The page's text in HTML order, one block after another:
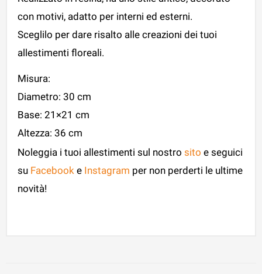
con motivi, adatto per interni ed esterni.
Sceglilo per dare risalto alle creazioni dei tuoi
allestimenti floreali.
Misura:
Diametro: 30 cm
Base: 21×21 cm
Altezza: 36 cm
Noleggia i tuoi allestimenti sul nostro sito e seguici
su Facebook e Instagram per non perderti le ultime
novità!